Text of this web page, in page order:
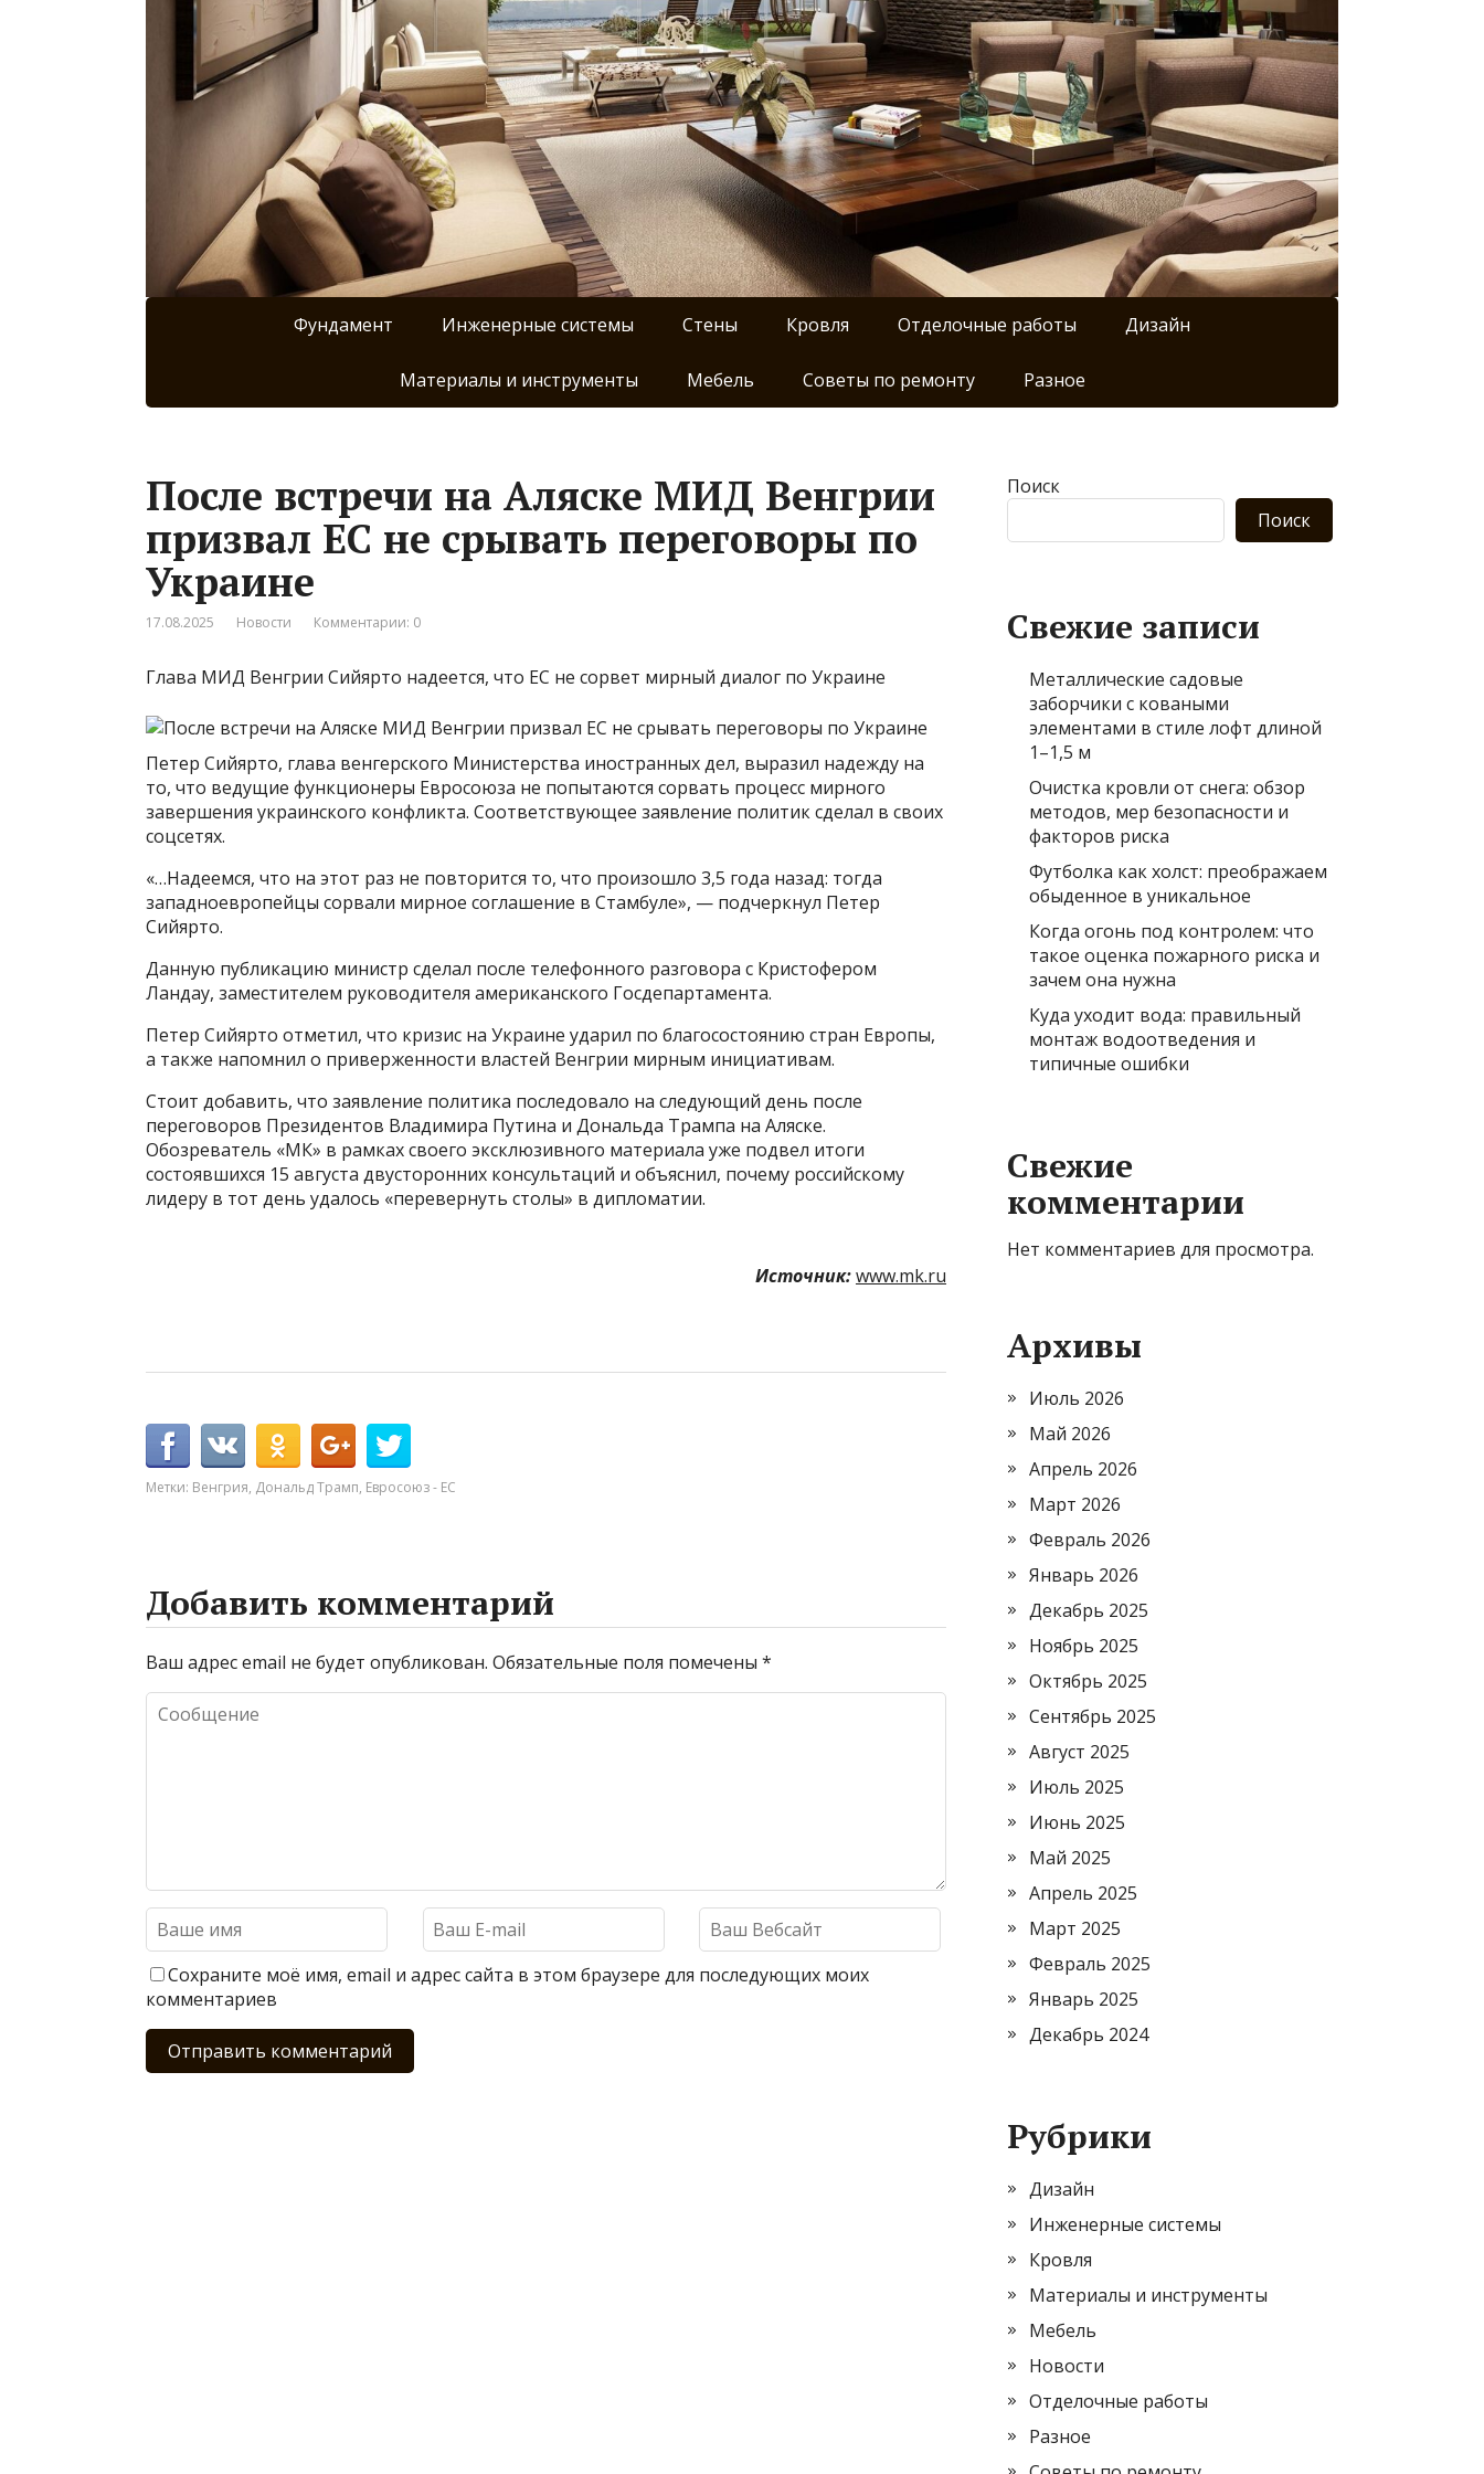
Фундамент Инженерные системы Стены Кровля Отделочные работы Дизайн
Материалы и инструменты Мебель Советы по ремонту Разное
После встречи на Аляске МИД Венгрии
призвал ЕС не срывать переговоры по
Украине
17.08.2025 Новости Комментарии: 0
Глава МИД Венгрии Сийярто надеется, что ЕС не сорвет мирный диалог по Украине
Петер Сийярто, глава венгерского Министерства иностранных дел, выразил надежду на
то, что ведущие функционеры Евросоюза не попытаются сорвать процесс мирного
завершения украинского конфликта. Соответствующее заявление политик сделал в своих
соцсетях.
«…Надеемся, что на этот раз не повторится то, что произошло 3,5 года назад: тогда
западноевропейцы сорвали мирное соглашение в Стамбуле», — подчеркнул Петер
Сийярто.
Данную публикацию министр сделал после телефонного разговора с Кристофером
Ландау, заместителем руководителя американского Госдепартамента.
Петер Сийярто отметил, что кризис на Украине ударил по благосостоянию стран Европы,
а также напомнил о приверженности властей Венгрии мирным инициативам.
Стоит добавить, что заявление политика последовало на следующий день после
переговоров Президентов Владимира Путина и Дональда Трампа на Аляске.
Обозреватель «МК» в рамках своего эксклюзивного материала уже подвел итоги
состоявшихся 15 августа двусторонних консультаций и объяснил, почему российскому
лидеру в тот день удалось «перевернуть столы» в дипломатии.
Источник:www.mk.ru
Метки: Венгрия, Дональд Трамп, Евросоюз - ЕС
Добавить комментарий
Ваш адрес email не будет опубликован. Обязательные поля помечены *
Сохраните моё имя, email и адрес сайта в этом браузере для последующих моих
комментариев
Поиск
Поиск
Свежие записи
Металлические садовые
заборчики с коваными
элементами в стиле лофт длиной
1–1,5 м
Очистка кровли от снега: обзор
методов, мер безопасности и
факторов риска
Футболка как холст: преображаем
обыденное в уникальное
Когда огонь под контролем: что
такое оценка пожарного риска и
зачем она нужна
Куда уходит вода: правильный
монтаж водоотведения и
типичные ошибки
Свежие
комментарии
Нет комментариев для просмотра.
Архивы
Июль 2026
Май 2026
Апрель 2026
Март 2026
Февраль 2026
Январь 2026
Декабрь 2025
Ноябрь 2025
Октябрь 2025
Сентябрь 2025
Август 2025
Июль 2025
Июнь 2025
Май 2025
Апрель 2025
Март 2025
Февраль 2025
Январь 2025
Декабрь 2024
Рубрики
Дизайн
Инженерные системы
Кровля
Материалы и инструменты
Мебель
Новости
Отделочные работы
Разное